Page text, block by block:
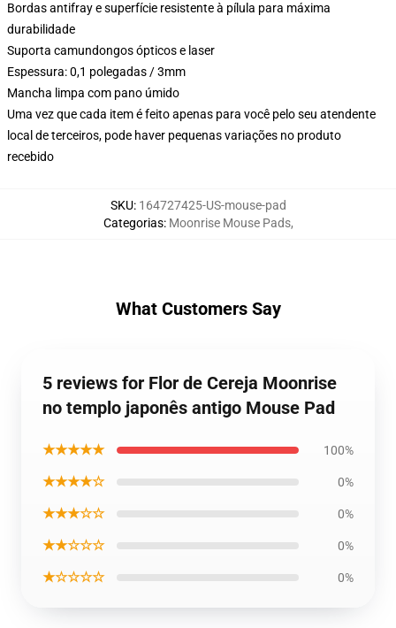
Bordas antifray e superfície resistente à pílula para máxima
durabilidade
Suporta camundongos ópticos e laser
Espessura: 0,1 polegadas / 3mm
Mancha limpa com pano úmido
Uma vez que cada item é feito apenas para você pelo seu atendente
local de terceiros, pode haver pequenas variações no produto
recebido
SKU: 164727425-US-mouse-pad
Categorias: Moonrise Mouse Pads,
What Customers Say
5 reviews for Flor de Cereja Moonrise
no templo japonês antigo Mouse Pad
★★★★★ 100%
★★★★☆ 0%
★★★☆☆ 0%
★★☆☆☆ 0%
★☆☆☆☆ 0%